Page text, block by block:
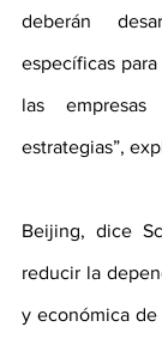
deberán
específicas
las
estrategias”,
Beijing, dice
reducir la
y económica de